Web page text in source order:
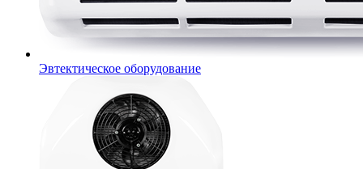
Эвтектическое оборудование